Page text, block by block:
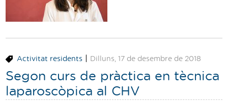
Activitat residents| Dilluns, 17 de desembre de 2018
Segon curs de pràctica en tècnica
laparoscòpica al CHV